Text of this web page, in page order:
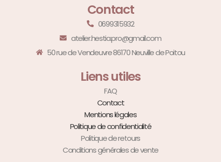
Contact
0699315932
atelier.hestia.pro@gmail.com
50 rue de Vendeuvre 86170 Neuville de Poitou
Liens utiles
FAQ
Contact
Mentions légales
Politique de confidentialité
Politique de retours
Conditions générales de vente